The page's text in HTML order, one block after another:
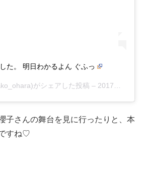
た。 明日わかるよん ぐふっ
がシェアした投稿 – 2017年 1月月14日午後10時59分PST
子さんの舞台を見に行ったりと、本
すね♡